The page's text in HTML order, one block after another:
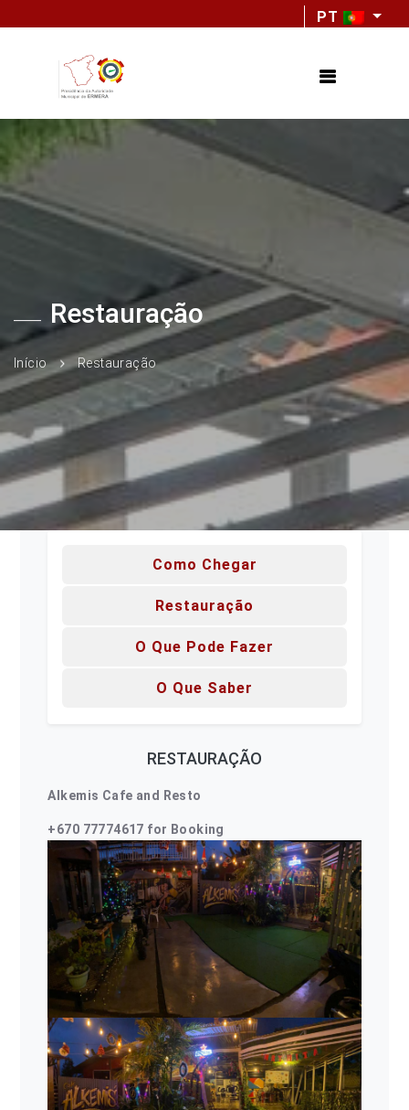
PT
Restauração
Início Restauração
Como Chegar
Restauração
O Que Pode Fazer
O Que Saber
RESTAURAÇÃO
Alkemis Cafe and Resto
+670 77774617 for Booking